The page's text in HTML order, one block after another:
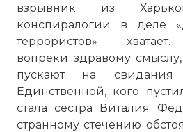
взрывник из
конспиралогии в деле
террористов»
вопреки здравому
пускают на
Единственной, кого
стала сестра Виталия
странному стечению